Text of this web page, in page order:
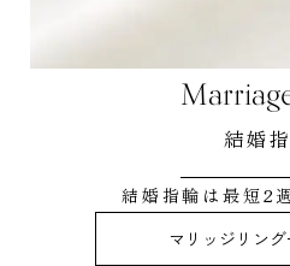
結婚
結婚指輪は最短2
マリッジリン